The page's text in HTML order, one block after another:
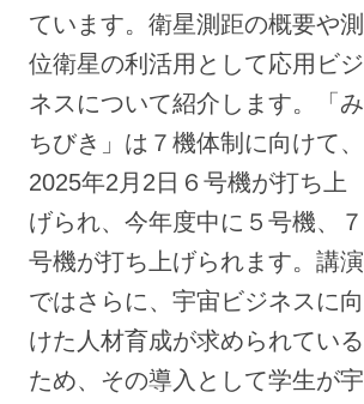
ています。衛星測距の概要や測
位衛星の利活用として応用ビジ
ネスについて紹介します。「み
ちびき」は７機体制に向けて、
2025年2月2日６号機が打ち上
げられ、今年度中に５号機、７
号機が打ち上げられます。講演
ではさらに、宇宙ビジネスに向
けた人材育成が求められている
ため、その導入として学生が宇